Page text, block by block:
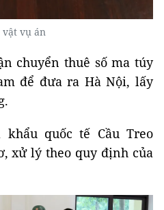
vật vụ án
chuyển thuê số ma túy
để đưa ra Hà Nội, lấy
quốc tế Cầu Treo
xử lý theo quy định của